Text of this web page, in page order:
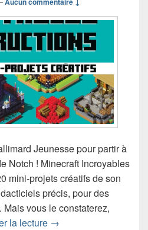
Jeunesse pour partir à
Notch ! Minecraft Incroyables
mini-projets créatifs de son
précis, pour des
vous le constaterez,
la lecture Chronique livre
→